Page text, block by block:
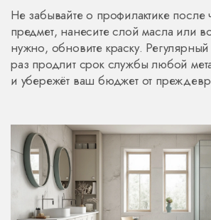
Не забывайте о профилактике после
предмет, нанесите слой масла или
нужно, обновите краску.
раз продлит срок службы любой
и убережёт ваш бюджет от